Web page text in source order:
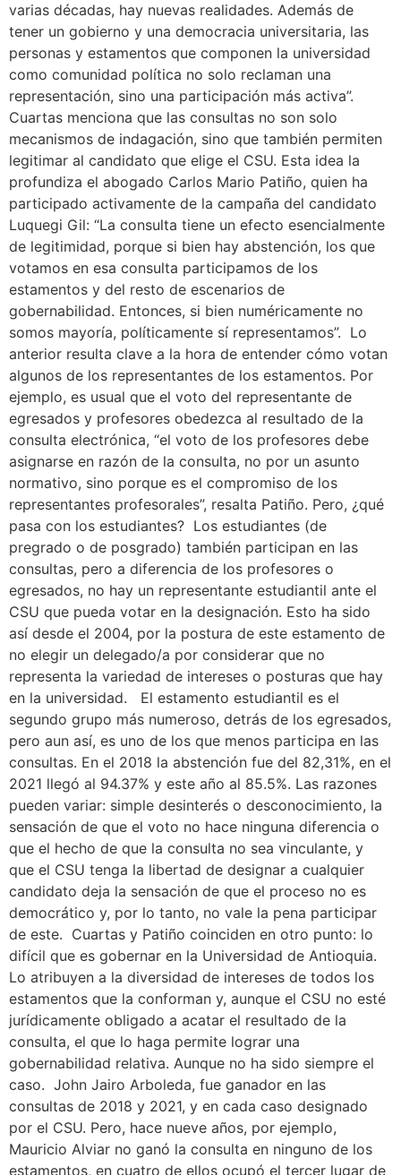
varias décadas, hay nuevas realidades. Además de
tener un gobierno y una democracia universitaria, las
personas y estamentos que componen la universidad
como comunidad política no solo reclaman una
representación, sino una participación más activa”.
Cuartas menciona que las consultas no son solo
mecanismos de indagación, sino que también permiten
legitimar al candidato que elige el CSU. Esta idea la
profundiza el abogado Carlos Mario Patiño, quien ha
participado activamente de la campaña del candidato
Luquegi Gil: “La consulta tiene un efecto esencialmente
de legitimidad, porque si bien hay abstención, los que
votamos en esa consulta participamos de los
estamentos y del resto de escenarios de
gobernabilidad. Entonces, si bien numéricamente no
somos mayoría, políticamente sí representamos”. Lo
anterior resulta clave a la hora de entender cómo votan
algunos de los representantes de los estamentos. Por
ejemplo, es usual que el voto del representante de
egresados y profesores obedezca al resultado de la
consulta electrónica, “el voto de los profesores debe
asignarse en razón de la consulta, no por un asunto
normativo, sino porque es el compromiso de los
representantes profesorales”, resalta Patiño. Pero, ¿qué
pasa con los estudiantes? Los estudiantes (de
pregrado o de posgrado) también participan en las
consultas, pero a diferencia de los profesores o
egresados, no hay un representante estudiantil ante el
CSU que pueda votar en la designación. Esto ha sido
así desde el 2004, por la postura de este estamento de
no elegir un delegado/a por considerar que no
representa la variedad de intereses o posturas que hay
en la universidad. El estamento estudiantil es el
segundo grupo más numeroso, detrás de los egresados,
pero aun así, es uno de los que menos participa en las
consultas. En el 2018 la abstención fue del 82,31%, en el
2021 llegó al 94.37% y este año al 85.5%. Las razones
pueden variar: simple desinterés o desconocimiento, la
sensación de que el voto no hace ninguna diferencia o
que el hecho de que la consulta no sea vinculante, y
que el CSU tenga la libertad de designar a cualquier
candidato deja la sensación de que el proceso no es
democrático y, por lo tanto, no vale la pena participar
de este. Cuartas y Patiño coinciden en otro punto: lo
difícil que es gobernar en la Universidad de Antioquia.
Lo atribuyen a la diversidad de intereses de todos los
estamentos que la conforman y, aunque el CSU no esté
jurídicamente obligado a acatar el resultado de la
consulta, el que lo haga permite lograr una
gobernabilidad relativa. Aunque no ha sido siempre el
caso. John Jairo Arboleda, fue ganador en las
consultas de 2018 y 2021, y en cada caso designado
por el CSU. Pero, hace nueve años, por ejemplo,
Mauricio Alviar no ganó la consulta en ninguno de los
estamentos, en cuatro de ellos ocupó el tercer lugar de